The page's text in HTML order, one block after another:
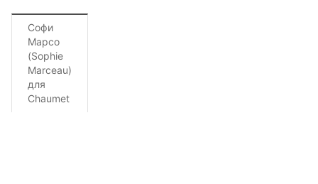
Софи
Марсо
(Sophie
Marceau)
для
Chaumet